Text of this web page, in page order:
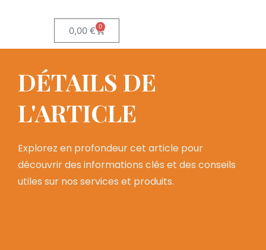
0,00€ 0
DÉTAILS DE
L'ARTICLE
Explorez en profondeur cet article pour
découvrir des informations clés et des conseils
utiles sur nos services et produits.